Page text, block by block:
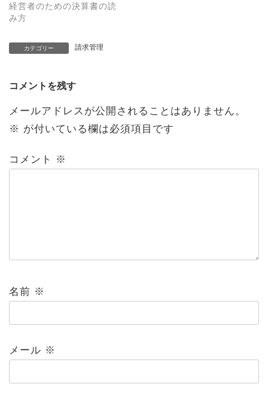
経営者のための決算書の読
み方
カテゴリー 請求管理
コメントを残す
メールアドレスが公開されることはありません。
※ が付いている欄は必須項目です
コメント ※
名前 ※
メール ※